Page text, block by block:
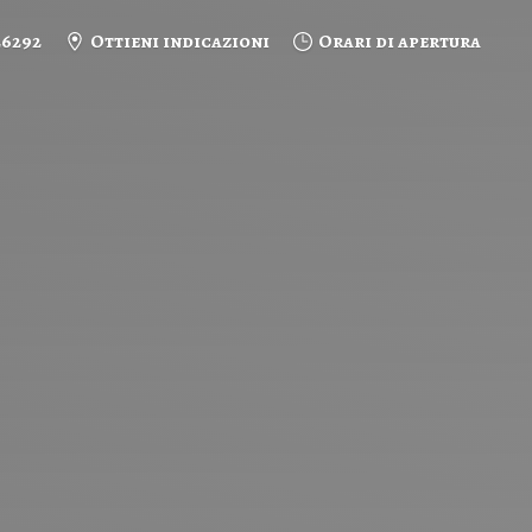
Ottieni indicazioni Orari di apertura